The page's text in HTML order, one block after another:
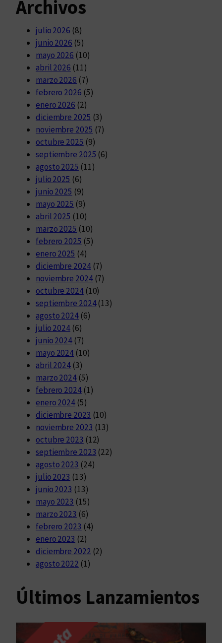
Archivos
julio 2026 (8)
junio 2026 (5)
mayo 2026 (10)
abril 2026 (11)
marzo 2026 (7)
febrero 2026 (5)
enero 2026 (2)
diciembre 2025 (3)
noviembre 2025 (7)
octubre 2025 (9)
septiembre 2025 (6)
agosto 2025 (11)
julio 2025 (6)
junio 2025 (9)
mayo 2025 (9)
abril 2025 (10)
marzo 2025 (10)
febrero 2025 (5)
enero 2025 (4)
diciembre 2024(7)
noviembre 2024(7)
octubre 2024(10)
septiembre 2024(13)
agosto 2024(6)
julio 2024 (6)
junio 2024 (7)
mayo 2024 (10)
abril 2024 (3)
marzo 2024 (5)
febrero 2024(1)
enero 2024 (5)
diciembre 2023 (10)
noviembre 2023 (13)
octubre 2023 (12)
septiembre 2023 (22)
agosto 2023 (24)
julio 2023 (13)
junio 2023 (13)
mayo 2023 (15)
marzo 2023 (6)
febrero 2023 (4)
enero 2023 (2)
diciembre 2022 (2)
agosto 2022 (1)
Últimos Lanzamientos